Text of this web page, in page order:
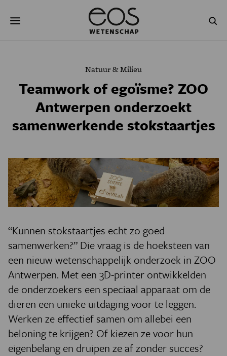
naar
NATUURWETENSCHAPPEN GESCHIEDENIS
PSYCHE & BREIN BLOGS
PODCAST AGENDA
JONGE UITDAGERS
Natuur & Milieu
Teamwork of egoïsme? ZOO
Antwerpen onderzoekt
samenwerkende stokstaartjes
“Kunnen stokstaartjes echt zo goed
samenwerken?” Die vraag is de hoeksteen van
een nieuw wetenschappelijk onderzoek in ZOO
Antwerpen. Met een 3D-printer ontwikkelden
de onderzoekers een speciaal apparaat om de
dieren een unieke uitdaging voor te leggen.
Werken ze effectief samen om allebei een
beloning te krijgen? Of kiezen ze voor hun
eigenbelang en druipen ze af zonder succes?